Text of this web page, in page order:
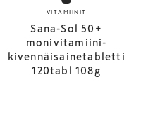
VITAMIINIT
Sana-Sol 50+
monivitamiini-
kivennäisainetabletti
120tabl 108g